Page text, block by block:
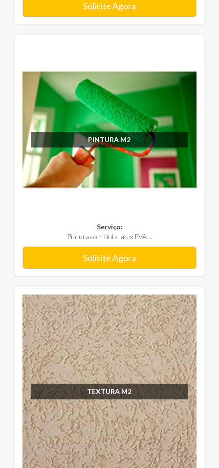
Solicite Agora
PINTURA M2
Serviço:
Pintura com tinta látex PVA ...
Solicite Agora
TEXTURA M2